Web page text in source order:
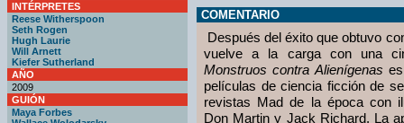
INTÉRPRETES
Reese Witherspoon
Seth Rogen
Hugh Laurie
Will Arnett
Kiefer Sutherland
AÑO
2009
GUIÓN
Maya Forbes
COMENTARIO
Después del éxito que obtuvo
vuelve a la carga con una
Monstruos contra Alienígenas
películas de ciencia ficción de
revistas Mad de la época con
Don Martin y Jack Richard. La